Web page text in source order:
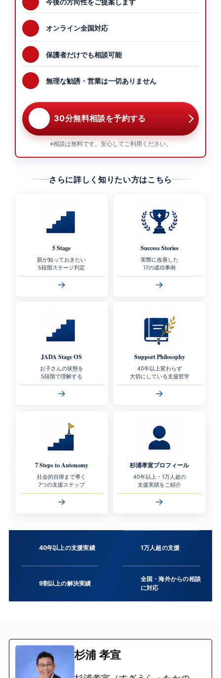
今後の方向性をご提案します
オンライン全国対応
保護者だけでも相談可能
無理な勧誘・営業は一切ありません
30分無料相談を予約する
※相談は無料です。安心してご利用ください。
さらに詳しく知りたい方はこちら
5 Stage
親が知っておきたい
5段階ステージ判定
→
Success Stories
実際に改善した
17の成功事例
→
JADA Stage OS
お子さんの状態を
5段階で理解する
→
Support Philosophy
40年以上変わらず
大切にしている支援哲学
→
7 Steps to Autonomy
社会的自律まで導く
7つの支援ステップ
→
杉浦孝宣プロフィール
40年以上・1万人超の
支援実績をご紹介
→
40年以上の支援実績 1万人超の支援
9割以上の解決実績
全国・海外からの相談
に対応
杉浦 孝宣